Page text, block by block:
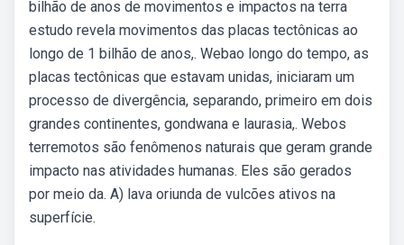
bilhão de anos de movimentos e impactos na terra
estudo revela movimentos das placas tectônicas ao
longo de 1 bilhão de anos,. Webao longo do tempo, as
placas tectônicas que estavam unidas, iniciaram um
processo de divergência, separando, primeiro em dois
grandes continentes, gondwana e laurasia,. Webos
terremotos são fenômenos naturais que geram grande
impacto nas atividades humanas. Eles são gerados
por meio da. A) lava oriunda de vulcões ativos na
superfície.